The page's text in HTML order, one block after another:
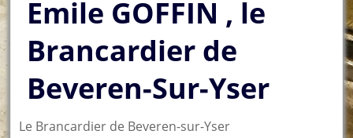
Emile GOFFIN , le
Brancardier de
Beveren-Sur-Yser
Le Brancardier de Beveren-sur-Yser